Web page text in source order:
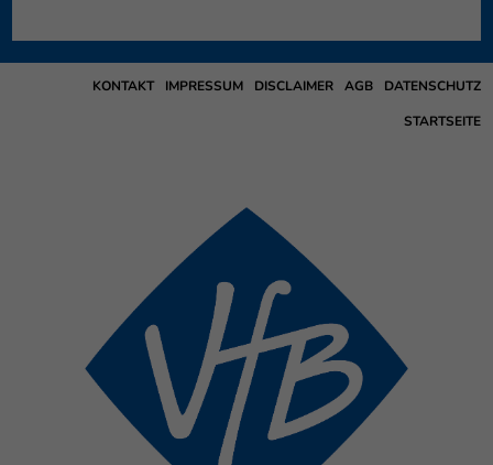
DATENSCHUTZ
AGB
DISCLAIMER
IMPRESSUM
KONTAKT
STARTSEITE